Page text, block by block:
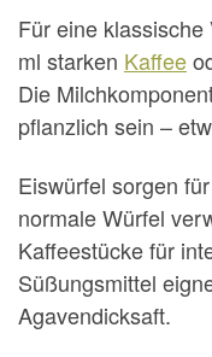
Für eine
ml starken Kaffee
Die
pflanzlich sein –
Eiswürfel sorgen
normale Würfel
Kaffeestücke für
Süßungsmittel
Agavendicksaft.